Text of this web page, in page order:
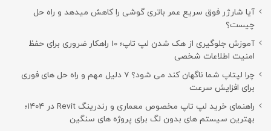
آیا شارژر فوق سریع عمر باتری گوشی را کاهش میدهد و راه حل
چیست؟
آموزش جلوگیری از هک شدن لپ تاپ؛ 10 راهکار ضروری برای حفظ
امنیت اطلاعات شخصی
چرا لپتاپ شما ناگهان کند می شود؟ ۷ دلیل مهم و راه حل های فوری
برای افزایش سرعت
راهنمای خرید لپ تاپ مخصوص معماری و رندرینگ Revit در ۱۴۰۴؛
بهترین سیستم های بدون لگ برای پروژه های سنگین